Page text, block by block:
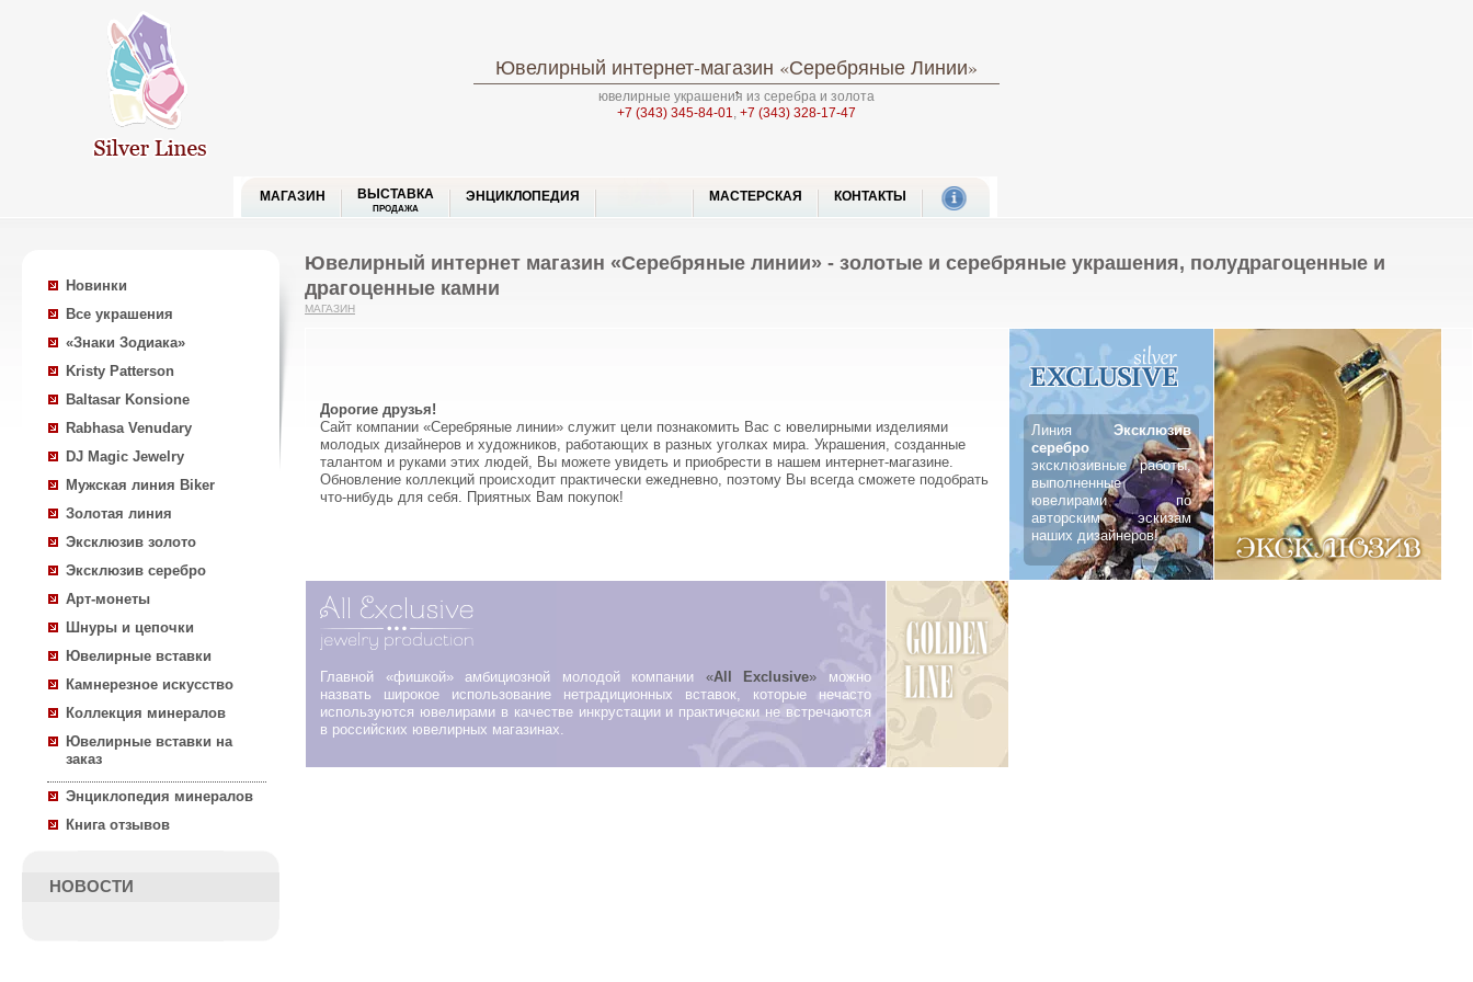
Ювелирный интернет-магазин «Серебряные Линии»
ювелирные украшения из серебра и золота
+7 (343) 345-84-01, +7 (343) 328-17-47
МАГАЗИН ВЫСТАВКА
ПРОДАЖА
ЭНЦИКЛОПЕДИЯ МАСТЕРСКАЯ КОНТАКТЫ
Новинки
Все украшения
«Знаки Зодиака»
Kristy Patterson
Baltasar Konsione
Rabhasa Venudary
DJ Magic Jewelry
Мужская линия Biker
Золотая линия
Эксклюзив золото
Эксклюзив серебро
Арт-монеты
Шнуры и цепочки
Ювелирные вставки
Камнерезное искусство
Коллекция минералов
Ювелирные вставки на
заказ
Энциклопедия минералов
Книга отзывов
НОВОСТИ
Ювелирный интернет магазин «Серебряные линии» - золотые и серебряные украшения, полудрагоценные и
драгоценные камни
МАГАЗИН
Дорогие друзья!
Сайт компании «Серебряные линии» служит цели познакомить Вас с ювелирными изделиями
молодых дизайнеров и художников, работающих в разных уголках мира. Украшения, созданные
талантом и руками этих людей, Вы можете увидеть и приобрести в нашем интернет-магазине.
Обновление коллекций происходит практически ежедневно, поэтому Вы всегда сможете подобрать
что-нибудь для себя. Приятных Вам покупок!
ЛинияЭксклюзив
серебро—
эксклюзивные работы,
выполненные
ювелирами по
авторским эскизам
наших дизайнеров!
Главной «фишкой» амбициозной молодой компании «All Exclusive» можно
назвать широкое использование нетрадиционных вставок, которые нечасто
используются ювелирами в качестве инкрустации и практически не встречаются
в российских ювелирных магазинах.